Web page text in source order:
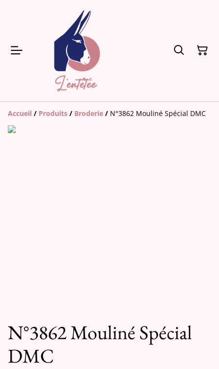
Accueil / Produits / Broderie / N°3862 Mouliné Spécial DMC
N°3862 Mouliné Spécial
DMC